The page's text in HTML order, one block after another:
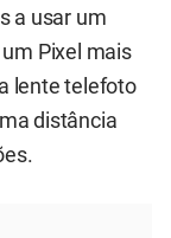
a usar um
Pixel mais
lente telefoto
distância